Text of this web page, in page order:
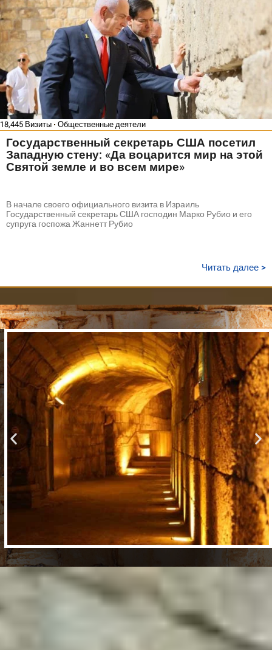
18,445 Визиты Общественные деятели
Государственный секретарь США посетил
Западную стену: «Да воцарится мир на этой
Святой земле и во всем мире»
В начале своего официального визита в Израиль
Государственный секретарь США господин Марко Рубио и его
супруга госпожа Жаннетт Рубио
Читать далее >